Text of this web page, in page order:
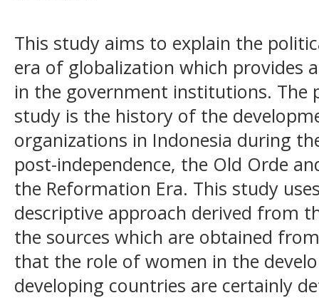
This study aims to explain the
era of globalization which provides
in the government institutions. The
study is the history of the
organizations in Indonesia during
post-independence, the Old Orde
the Reformation Era. This study
descriptive approach derived from
the sources which are obtained
that the role of women in the
developing countries are certainly